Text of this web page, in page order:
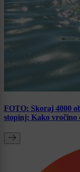
FOTO: Skoraj 4000
stopinj: Kako vročino